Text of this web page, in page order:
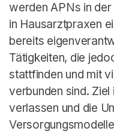
werden APNs in
in Hausarztpraxen
bereits
Tätigkeiten, die
stattfinden und mit
verbunden sind.
verlassen und die